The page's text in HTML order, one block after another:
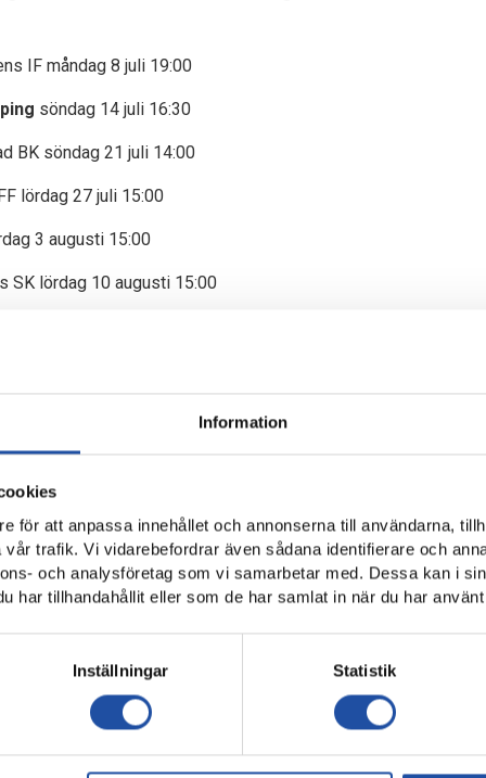
Information
för att anpassa innehållet och annonserna till användarna,
trafik. Vi vidarebefordrar även sådana identifierare och
och analysföretag som vi samarbetar med. Dessa kan i
har tillhandahållit eller som de har samlat in när du har
Inställningar Statistik
IF måndag 8 juli 19:00
söndag 14 juli 16:30
BK söndag 21 juli 14:00
lördag 27 juli 15:00
3 augusti 15:00
SK lördag 10 augusti 15:00
söndag 1 september 16:30
måndag 16 september 19:10
lördag 21 september 15:00
torsdag 26 september 19:00
söndag 29 september 14:00
söndag 6 oktober 16:30
på PlatinumCars Arena.